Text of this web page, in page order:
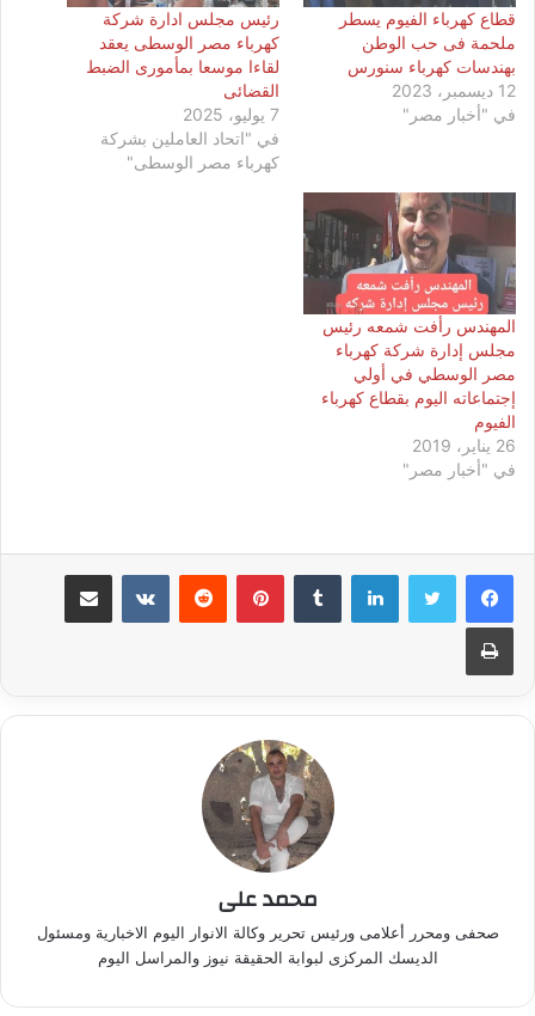
قطاع كهرباء الفيوم يسطر
ملحمة فى حب الوطن
بهندسات كهرباء سنورس
12 ديسمبر، 2023
في "أخبار مصر"
رئيس مجلس ادارة شركة
كهرباء مصر الوسطى يعقد
لقاءا موسعا بمأمورى الضبط
القضائى
7 يوليو، 2025
في "اتحاد العاملين بشركة
كهرباء مصر الوسطى"
المهندس رأفت شمعه رئيس
مجلس إدارة شركة كهرباء
مصر الوسطي في أولي
إجتماعاته اليوم بقطاع كهرباء
الفيوم
26 يناير، 2019
في "أخبار مصر"
لينكدإن بينتيريست مشاركة عبر البريد
طباعة
محمد على
صحفى ومحرر أعلامى ورئيس تحرير وكالة الانوار اليوم الاخبارية ومسئول
الديسك المركزى لبوابة الحقيقة نيوز والمراسل اليوم